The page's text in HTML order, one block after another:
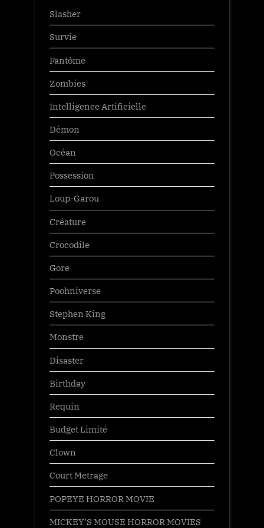
Slasher
Survie
Fantôme
Zombies
Intelligence Artificielle
Démon
Océan
Possession
Loup-Garou
Créature
Crocodile
Gore
Poohniverse
Stephen King
Monstre
Disaster
Birthday
Requin
Budget Limité
Clown
Court Metrage
POPEYE HORROR MOVIE
MICKEY’S MOUSE HORROR MOVIES